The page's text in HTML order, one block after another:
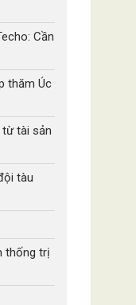
Cần
thăm Úc
từ tài sản
tàu
thống trị